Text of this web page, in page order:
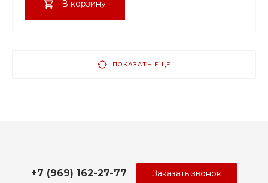
В корзину
ПОКАЗАТЬ ЕЩЕ
+7 (969) 162-27-77 Заказать звонок